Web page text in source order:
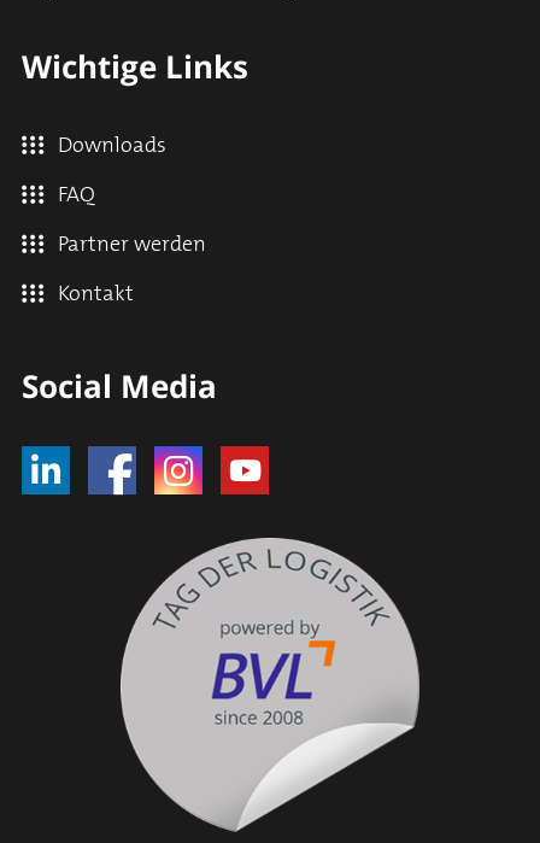
Wichtige Links
Downloads
FAQ
Partner werden
Kontakt
Social Media